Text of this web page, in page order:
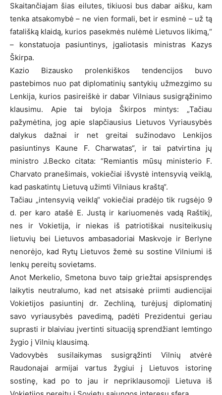
Skaitančiajam šias eilutes, tikiuosi bus dabar aišku, kam
tenka atsakomybė – ne vien formali, bet ir esminė – už tą
fatališką klaidą, kurios pasekmės nulėmė Lietuvos likimą,“
– konstatuoja pasiuntinys, įgaliotasis ministras Kazys
Škirpa.
Kazio Bizausko prolenkiškos tendencijos buvo
pastebimos nuo pat diplomatinių santykių užmezgimo su
Lenkija, kurios pasireiškė ir dabar Vilniaus susigrąžinimo
klausimu. Apie tai byloja Škirpos mintys: „Tačiau
pažymėtina, jog apie slapčiausius Lietuvos Vyriausybės
dalykus dažnai ir net greitai sužinodavo Lenkijos
pasiuntinys Kaune F. Charwatas“, ir tai patvirtina jų
ministro J.Becko citata: “Remiantis mūsų ministerio F.
Charvato pranešimais, vokiečiai išvystė intensyvią veiklą,
kad paskatintų Lietuvą užimti Vilniaus kraštą“.
Tačiau „intensyvią veiklą“ vokiečiai pradėjo tik rugsėjo 9
d. per karo atašė E. Justą ir kariuomenės vadą Raštikį,
nes ir Vokietija, ir niekas iš patriotiškai nusiteikusių
lietuvių bei Lietuvos ambasadoriai Maskvoje ir Berlyne
nenorėjo, kad Rytų Lietuvos žemė su sostine Vilniumi iš
lenkų pereitų sovietams.
Anot Merkelio, Smetona buvo taip griežtai apsisprendęs
laikytis neutralumo, kad net atsisakė priimti audiencijai
Vokietijos pasiuntinį dr. Zechliną, turėjusį diplomatinį
savo vyriausybės pavedimą, padėti Prezidentui geriau
suprasti ir blaiviau įvertinti situaciją sprendžiant lemtingo
žygio į Vilnių klausimą.
Vadovybės susilaikymas susigrąžinti Vilnių atvėrė
Raudonajai armijai vartus žygiui į Lietuvos istorinę
sostinę, kad po to jau ir nepriklausomoji Lietuva iš